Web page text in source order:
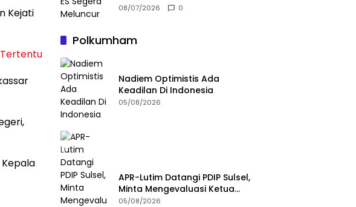
Kejati
08/07/2026 0
Polkumham
Nadiem Optimistis Ada
Keadilan Di Indonesia
05/08/2026
APR-Lutim Datangi PDIP Sulsel,
Minta Mengevaluasi Ketua
DPRD Luwu Timur
05/08/2026